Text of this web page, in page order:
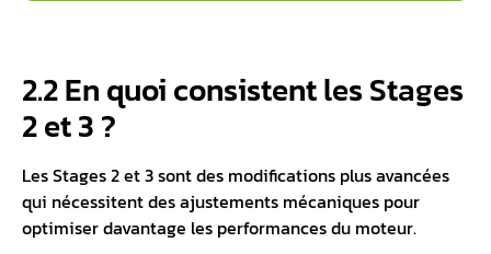
2.2 En quoi consistent les Stages
2 et 3 ?
Les Stages 2 et 3 sont des modifications plus avancées
qui nécessitent des ajustements mécaniques pour
optimiser davantage les performances du moteur.